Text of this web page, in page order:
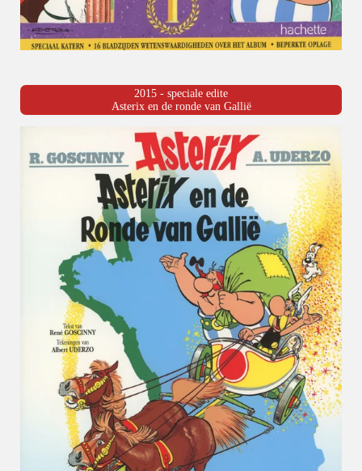
2015 - speciale edite
Asterix en de ronde van Gallië